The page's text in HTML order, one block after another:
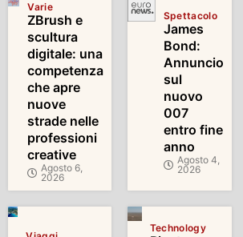
Varie
ZBrush e
scultura
digitale: una
competenza
che apre
nuove
strade nelle
professioni
creative
Agosto 6,
2026
Spettacolo
James
Bond:
Annuncio
sul
nuovo
007
entro fine
anno
Agosto 4,
2026
Technology